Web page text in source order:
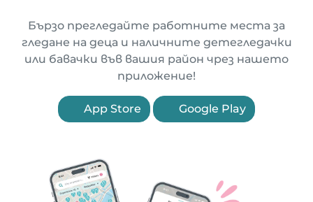
Бързо прегледайте работните места за
гледане на деца и наличните детегледачки
или бавачки във вашия район чрез нашето
приложение!
App Store Google Play